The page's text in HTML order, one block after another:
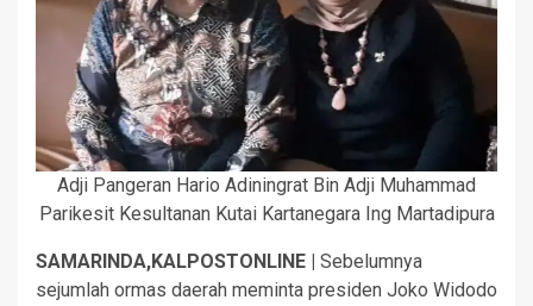
Adji Pangeran Hario Adiningrat Bin Adji Muhammad
Parikesit Kesultanan Kutai Kartanegara Ing Martadipura
SAMARINDA,KALPOSTONLINE |
Sebelumnya
sejumlah ormas daerah meminta presiden Joko Widodo